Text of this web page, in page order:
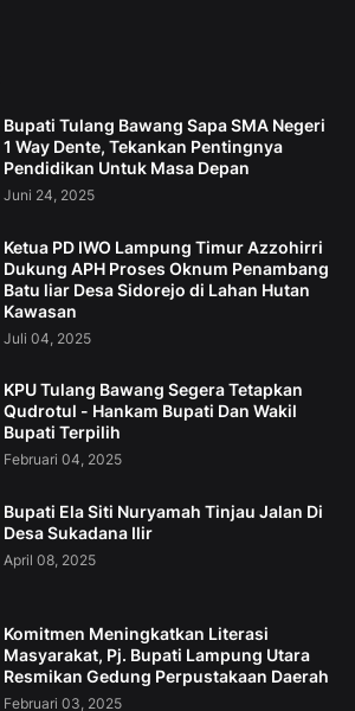
Bupati Tulang Bawang Sapa SMA Negeri
1 Way Dente, Tekankan Pentingnya
Pendidikan Untuk Masa Depan
Juni 24, 2025
Ketua PD IWO Lampung Timur Azzohirri
Dukung APH Proses Oknum Penambang
Batu liar Desa Sidorejo di Lahan Hutan
Kawasan
Juli 04, 2025
KPU Tulang Bawang Segera Tetapkan
Qudrotul - Hankam Bupati Dan Wakil
Bupati Terpilih
Februari 04, 2025
Bupati Ela Siti Nuryamah Tinjau Jalan Di
Desa Sukadana Ilir
April 08, 2025
Komitmen Meningkatkan Literasi
Masyarakat, Pj. Bupati Lampung Utara
Resmikan Gedung Perpustakaan Daerah
Februari 03, 2025